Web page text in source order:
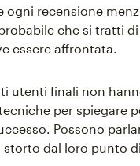
ogni recensione
che si tratti
essere affrontata.
utenti finali non
per spiegare
Possono
storto dal loro punto